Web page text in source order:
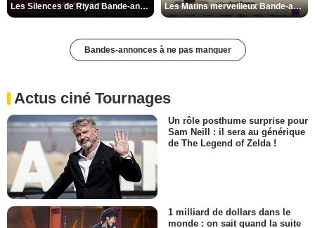
Les Silences de Riyad Bande-annonce VO STFR Les Matins merveilleux Bande-annonce VF
Bandes-annonces à ne pas manquer
Actus ciné Tournages
Un rôle posthume surprise pour
Sam Neill : il sera au générique
de The Legend of Zelda !
1 milliard de dollars dans le
monde : on sait quand la suite